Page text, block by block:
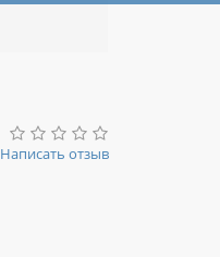
Написать отзыв